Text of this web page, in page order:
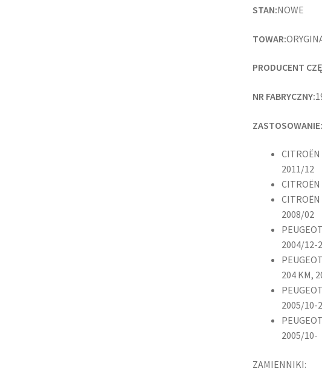
STAN:NOWE
TOWAR:
PRODUCENT
NR FABRYCZNY:
ZASTOSOWANIE:
2011/12
2008/02
2004/12-
204 KM,
2005/10-
2005/10-
ZAMIENNIKI: